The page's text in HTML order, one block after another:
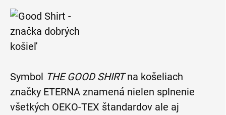
Symbol THE GOOD SHIRTna košeliach
značky ETERNA znamená nielen splnenie
všetkých OEKO-TEX štandardov ale aj